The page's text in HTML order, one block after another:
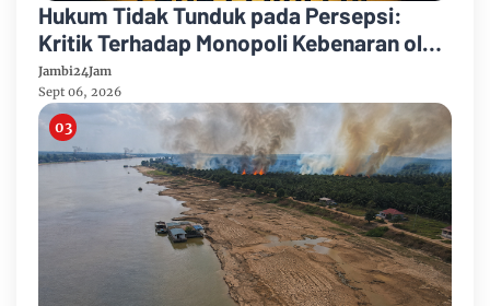
Hukum Tidak Tunduk pada Persepsi:
Kritik Terhadap Monopoli Kebenaran oleh
Media dan Aktivis
Jambi24Jam
Sept 06, 2026